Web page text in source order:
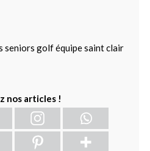
nos articles !